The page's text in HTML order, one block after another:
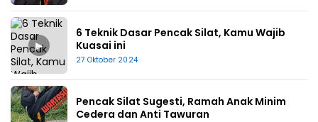
▶
6 Teknik Dasar Pencak Silat, Kamu Wajib
Kuasai ini
27 Oktober 2024
Pencak Silat Sugesti, Ramah Anak Minim
Cedera dan Anti Tawuran